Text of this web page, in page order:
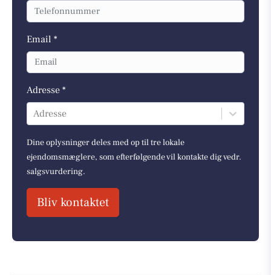
Email *
Adresse *
Adresse
Dine oplysninger deles med op til tre lokale
ejendomsmæglere, som efterfølgende vil kontakte dig vedr.
salgsvurdering.
Bliv kontaktet